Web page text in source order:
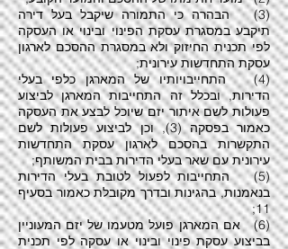
(3) הבהרה כי התמורה שיקבל בעל דירה
תיקבע במסגרת עסקת הפינוי ובינוי או העסקה
לפי תכנית החיזוק ולא במסגרת ההסכם לארגון
עסקת התחדשות עירונית;
(4) התחייבויותיו של המארגן כלפי בעלי
הדירות, ובכלל זה התחייבות המארגן לביצוע
פעולות לשם איתור יזם שיוכל לבצע את העסקה
כאמור בפסקה (3), וכן לביצוע פעולות לשם
התקשרות בהסכם לארגון עסקת התחדשות
עירונית עם שאר בעלי הדירות בבית המשותף;
(5) התחייבות לפעול לטובת בעלי הדירות
בנאמנות, בהגינות ובדרך מקובלת כאמור בסעיף
11;
(6) אם המארגן פועל מטעמו של יזם המעוניין
בביצוע עסקת פינוי ובינוי או עסקה לפי תכנית